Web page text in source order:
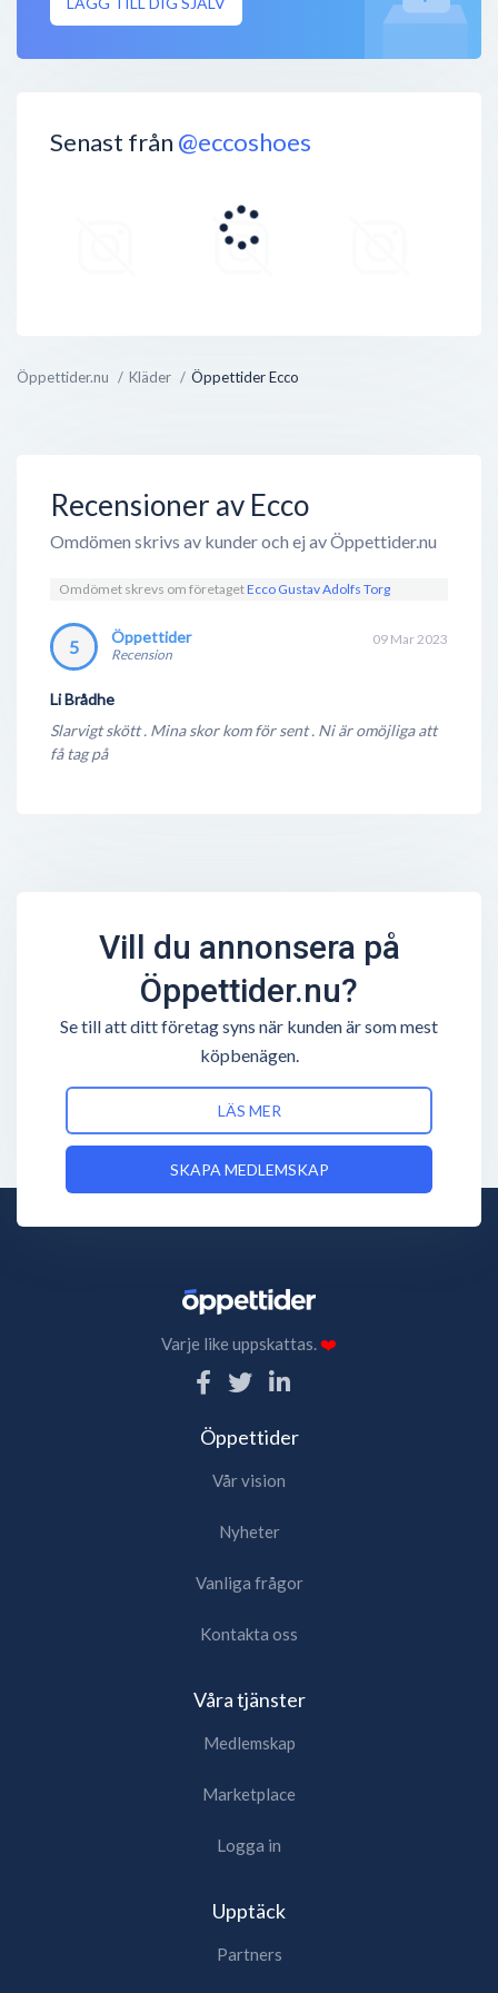
Öppettider.nu Kläder Öppettider Ecco
Senast från @eccoshoes
Recensioner av Ecco
Omdömen skrivs av kunder och ej av Öppettider.nu
Omdömet skrevs om företagetEcco Gustav Adolfs Torg
5 Öppettider
Recension
Li Brådhe
09 Mar 2023
Slarvigt skött . Mina skor kom för sent . Ni är omöjliga att
få tag på
Vill du annonsera på
Öppettider.nu?
Se till att ditt företag syns när kunden är som mest
köpbenägen.
LÄS MER
SKAPA MEDLEMSKAP
Varje like uppskattas.❤️
Öppettider
Vår vision
Nyheter
Vanliga frågor
Kontakta oss
Våra tjänster
Medlemskap
Marketplace
Logga in
Upptäck
Partners